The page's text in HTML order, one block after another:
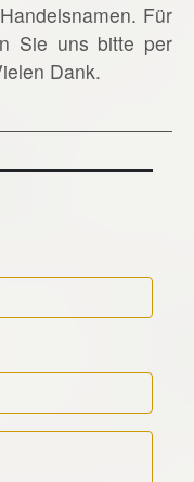
Für
Sie uns bitte per
Dank.